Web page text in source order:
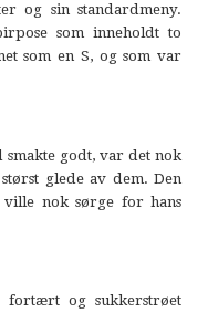
og sin standardmeny.
som inneholdt to
som en S, og som var
smakte godt, var det nok
glede av dem. Den
ville nok sørge for hans
fortært og sukkerstrøet